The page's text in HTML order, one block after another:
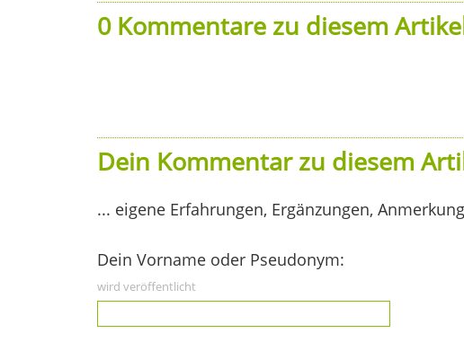
0 Kommentare zu diesem
Dein Kommentar zu diesem
... eigene Erfahrungen, Ergänzungen,
Dein Vorname oder Pseudonym:
wird veröffentlicht